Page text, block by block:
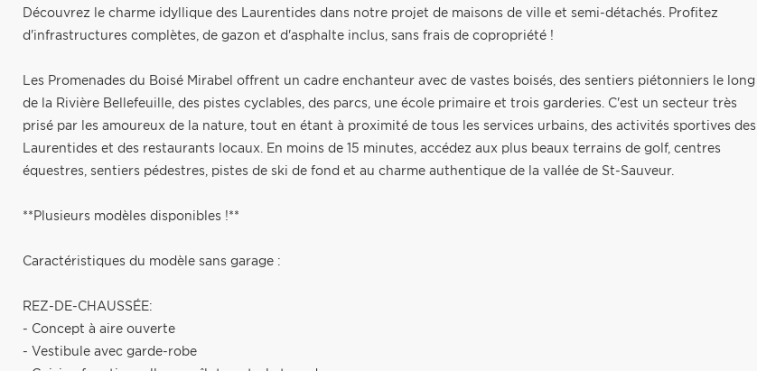
Découvrez le charme idyllique des Laurentides dans notre projet de maisons de ville et semi-détachés. Profitez
d'infrastructures complètes, de gazon et d'asphalte inclus, sans frais de copropriété !
Les Promenades du Boisé Mirabel offrent un cadre enchanteur avec de vastes boisés, des sentiers piétonniers le long
de la Rivière Bellefeuille, des pistes cyclables, des parcs, une école primaire et trois garderies. C'est un secteur très
prisé par les amoureux de la nature, tout en étant à proximité de tous les services urbains, des activités sportives des
Laurentides et des restaurants locaux. En moins de 15 minutes, accédez aux plus beaux terrains de golf, centres
équestres, sentiers pédestres, pistes de ski de fond et au charme authentique de la vallée de St-Sauveur.
**Plusieurs modèles disponibles !**
Caractéristiques du modèle sans garage :
REZ-DE-CHAUSSÉE:
- Concept à aire ouverte
- Vestibule avec garde-robe